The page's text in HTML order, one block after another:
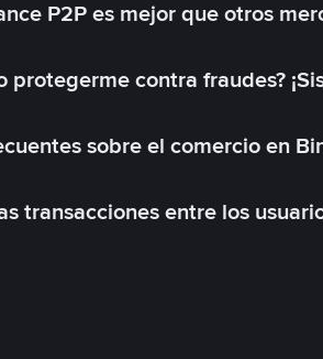
P2P es mejor que otros
protegerme contra fraudes?
sobre el comercio en
transacciones entre los